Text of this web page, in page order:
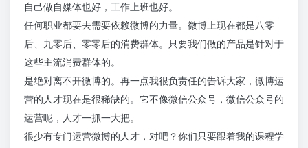
自己做自媒体也好，工作上班也好。
任何职业都要去需要依赖微博的力量。微博上现在都是八零
后、九零后、零零后的消费群体。只要我们做的产品是针对于
这些主流消费群体的。
是绝对离不开微博的。再一点我很负责任的告诉大家，微博运
营的人才现在是很稀缺的。它不像微信公众号，微信公众号的
运营呢，人才一抓一大把。
很少有专门运营微博的人才，对吧？你们只要跟着我的课程学